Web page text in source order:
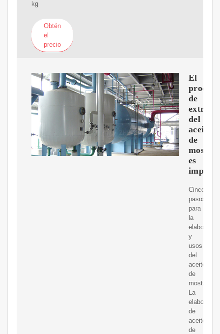
kg
Obtén
el
precio
El
proceso
de
del
aceite
de
es
Cinco
pasos
para
la
y
usos
del
aceite
de
mostaza.
La
de
aceite
de